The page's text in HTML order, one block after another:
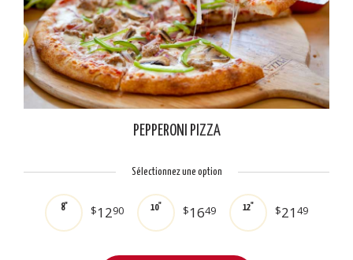
PEPPERONI PIZZA
Sélectionnez une option
8" $1290 10" $1649 12" $2149